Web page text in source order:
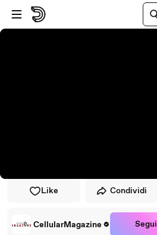
Vai al lettore
Passa al contenuto principale
Like Condividi
CellularMagazine Segui